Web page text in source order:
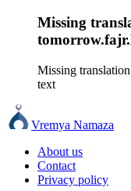
Missing
Missing
text
Vremya Namaza
About us
Contact
Privacy policy